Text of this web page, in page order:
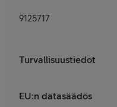
9125717
Turvallisuustiedot
EU:n datasäädös